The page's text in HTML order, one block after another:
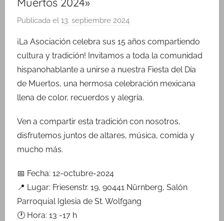
Publicada el 13. septiembre 2024
r
M
a
r
í
R
i
¡La Asociación celebra sus 15 años compartiendo
cultura y tradición! Invitamos a toda la comunidad
hispanohablante a unirse a nuestra Fiesta del Día
de Muertos, una hermosa celebración mexicana
llena de color, recuerdos y alegría.
Ven a compartir esta tradición con nosotros,
disfrutemos juntos de altares, música, comida y
mucho más.
📅 Fecha: 12-octubre-2024
📍 Lugar: Friesenstr. 19, 90441 Nürnberg, Salón
Parroquial Iglesia de St. Wolfgang
🕐 Hora: 13 -17 h